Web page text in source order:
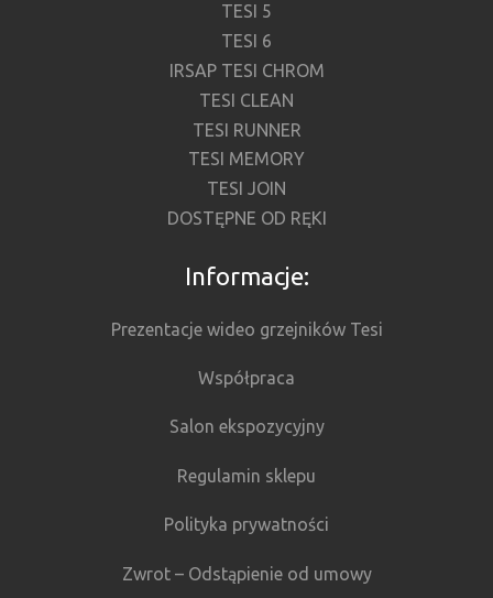
TESI 5
TESI 6
IRSAP TESI CHROM
TESI CLEAN
TESI RUNNER
TESI MEMORY
TESI JOIN
DOSTĘPNE OD RĘKI
Informacje:
Prezentacje wideo grzejników Tesi
Współpraca
Salon ekspozycyjny
Regulamin sklepu
Polityka prywatności
Zwrot – Odstąpienie od umowy